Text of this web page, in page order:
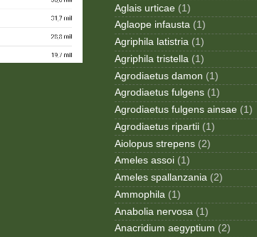
Aglais urticae (1)
Aglaope infausta (1)
Agriphila latistria (1)
Agriphila tristella (1)
Agrodiaetus damon (1)
Agrodiaetus fulgens (1)
Agrodiaetus fulgens ainsae (1)
Agrodiaetus ripartii (1)
Aiolopus strepens (2)
Ameles assoi (1)
Ameles spallanzania (2)
Ammophila (1)
Anabolia nervosa (1)
Anacridium aegyptium (2)